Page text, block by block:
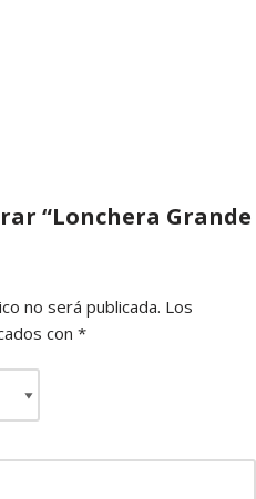
“Lonchera Grande
no será publicada. Los
con *